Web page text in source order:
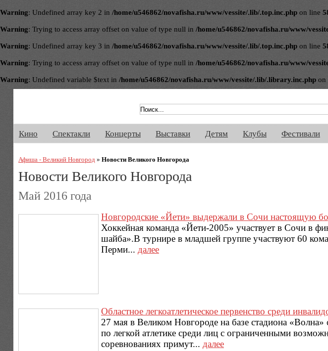
Warning: Undefined array key 2 in /home/u546862/novafisha.ru/www/vessite/.lib/.top.inc.php on line
Warning: Trying to access array offset on value of type null in /home/u546862/novafisha.ru/www/
Warning: Undefined array key 3 in /home/u546862/novafisha.ru/www/vessite/.lib/.top.inc.php on line
Warning: Trying to access array offset on value of type null in /home/u546862/novafisha.ru/www/
Warning: Undefined variable $text in /home/u546862/novafisha.ru/www/vessite/.lib/.library.inc.php on
Кино Спектакли Концерты Выставки Детям Клубы Фестивали
Афиша - Великий Новгород » Новости Великого Новгорода
Новости Великого Новгорода
Май 2016 года
Новгородские «Йети» выдержали в Сочи настоящую
Хоккейная команда «Йети-2005» участвует в Сочи в
шайба».В турнире в младшей группе участвуют 60
Перми... далее
Областное легкоатлетическое первенство среди
27 мая в Великом Новгороде на базе стадиона «Волна»
по легкой атлетике среди лиц с ограниченными
соревнованиях примут... далее